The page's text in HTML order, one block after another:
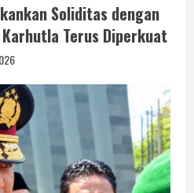
Soliditas dengan
Terus Diperkuat